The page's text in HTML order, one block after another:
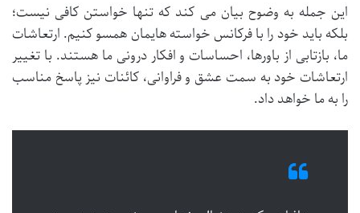
این جمله به وضوح بیان می کند که تنها خواستن کافی نیست؛
بلکه باید خود را با فرکانس خواسته هایمان همسو کنیم. ارتعاشات
ما، بازتابی از باورها، احساسات و افکار درونی ما هستند. با تغییر
ارتعاشات خود به سمت عشق و فراوانی، کائنات نیز پاسخ مناسب
را به ما خواهد داد.